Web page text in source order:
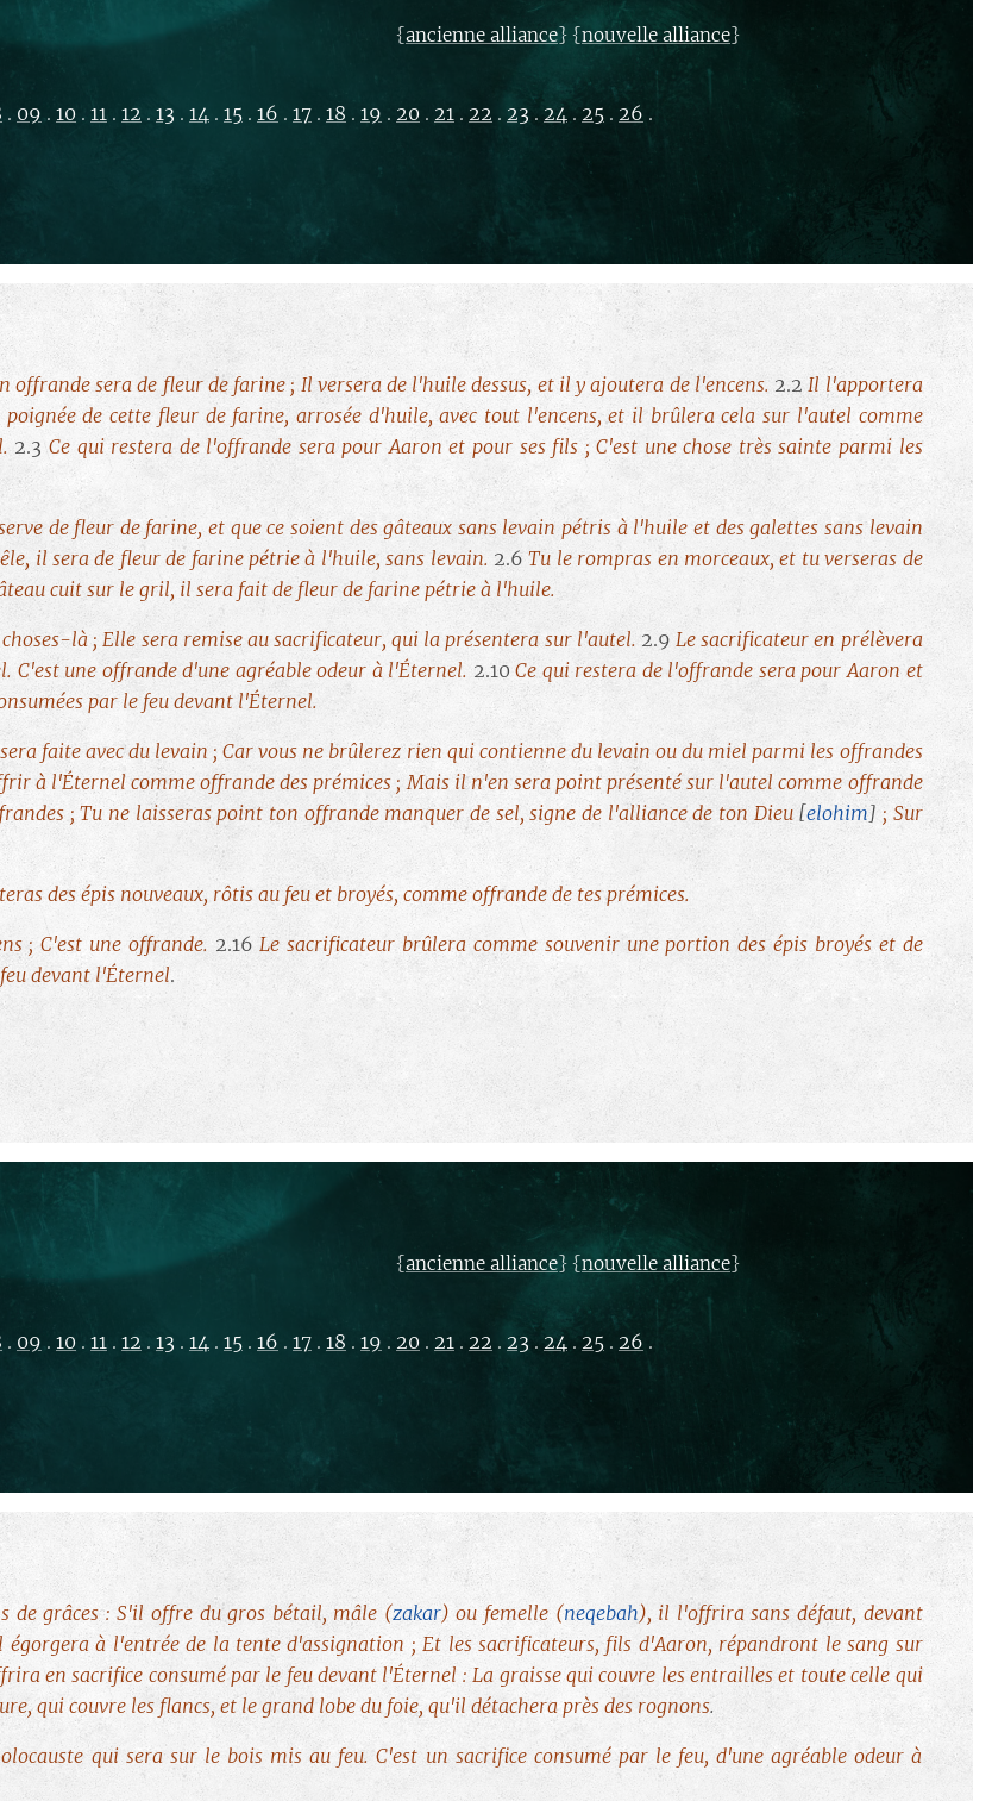
{ancienne alliance} {nouvelle alliance}
. 09 . 10 . 11 . 12 . 13 . 14 . 15 . 16 . 17 . 18 . 19 . 20 . 21 . 22 . 23 . 24 . 25 . 26 .
sera de fleur de farine ; Il versera de l'huile dessus, et il y ajoutera de l'encens. 2.2Il l'apportera
de cette fleur de farine, arrosée d'huile, avec tout l'encens, et il brûlera cela sur l'autel comme
2.3Ce qui restera de l'offrande sera pour Aaron et pour ses fils ; C'est une chose très sainte parmi les
de fleur de farine, et que ce soient des gâteaux sans levain pétris à l'huile et des galettes sans levain
il sera de fleur de farine pétrie à l'huile, sans levain. 2.6Tu le rompras en morceaux, et tu verseras de
cuit sur le gril, il sera fait de fleur de farine pétrie à l'huile.
là ; Elle sera remise au sacrificateur, qui la présentera sur l'autel. 2.9Le sacrificateur en prélèvera
une offrande d'une agréable odeur à l'Éternel. 2.10Ce qui restera de l'offrande sera pour Aaron et
par le feu devant l'Éternel.
faite avec du levain ; Car vous ne brûlerez rien qui contienne du levain ou du miel parmi les offrandes
à l'Éternel comme offrande des prémices ; Mais il n'en sera point présenté sur l'autel comme offrande
; Tu ne laisseras point ton offrande manquer de sel, signe de l'alliance de ton Dieu [elohim] ; Sur
des épis nouveaux, rôtis au feu et broyés, comme offrande de tes prémices.
; C'est une offrande. 2.16Le sacrificateur brûlera comme souvenir une portion des épis broyés et de
devant l'Éternel.
{ancienne alliance} {nouvelle alliance}
. 09 . 10 . 11 . 12 . 13 . 14 . 15 . 16 . 17 . 18 . 19 . 20 . 21 . 22 . 23 . 24 . 25 . 26 .
grâces : S'il offre du gros bétail, mâle (zakar) ou femelle (neqebah), il l'offrira sans défaut, devant
à l'entrée de la tente d'assignation ; Et les sacrificateurs, fils d'Aaron, répandront le sang sur
en sacrifice consumé par le feu devant l'Éternel : La graisse qui couvre les entrailles et toute celle qui
qui couvre les flancs, et le grand lobe du foie, qu'il détachera près des rognons.
qui sera sur le bois mis au feu. C'est un sacrifice consumé par le feu, d'une agréable odeur à